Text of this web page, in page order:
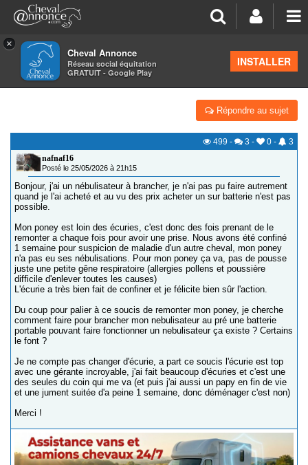
×
Cheval Annonce
Réseau social équitation
GRATUIT - Google Play
INSTALLER
>Discussions générales
BRANCHER UN NEBULISATEUR AU PRÉ
Répondre au sujet
499 - 3 - 0 -
3
nafnaf16
Posté le 25/05/2026 à 21h15
Bonjour, j'ai un nébulisateur à brancher, je n'ai pas pu faire autrement
quand je l'ai acheté et au vu des prix acheter un sur batterie n'est pas
possible.
Mon poney est loin des écuries, c'est donc des fois prenant de le
remonter a chaque fois pour avoir une prise. Nous avons été confiné
1 semaine pour suspicion de maladie d'un autre cheval, mon poney
n'a pas eu ses nébulisations. Pour mon poney ça va, pas de pousse
juste une petite gêne respiratoire (allergies pollens et poussière
difficile d'enlever toutes les causes)
L'écurie a très bien fait de confiner et je félicite bien sûr l'action.
Du coup pour palier à ce soucis de remonter mon poney, je cherche
comment faire pour brancher mon nebulisateur au pré une batterie
portable pouvant faire fonctionner un nebulisateur ça existe ? Certains
le font ?
Je ne compte pas changer d'écurie, a part ce soucis l'écurie est top
avec une gérante incroyable, j'ai fait beaucoup d'écuries et c'est une
des seules du coin qui me va (et puis j'ai aussi un papy en fin de vie
et une jument suitée d'a peine 1 semaine, donc déménager c'est non)
Merci !